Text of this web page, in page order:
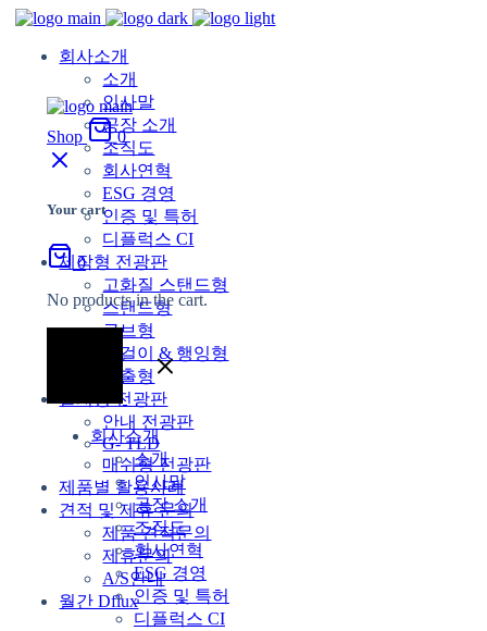
회사소개
소개
인사말
공장 소개
조직도
회사연혁
ESG 경영
인증 및 특허
디플럭스 CI
제작형 전광판
고화질 스탠드형
스탠드형
큐브형
벽걸이 & 행잉형
돌출형
설치형 전광판
안내 전광판
G- TLD
매쉬형 전광판
제품별 활용사례
견적 및 제휴 문의
제품 견적문의
제휴문의
A/S안내
월간 Dflux
Shop 0
Your cart
0
No products in the cart.
회사소개
소개
인사말
공장 소개
조직도
회사연혁
ESG 경영
인증 및 특허
디플럭스 CI